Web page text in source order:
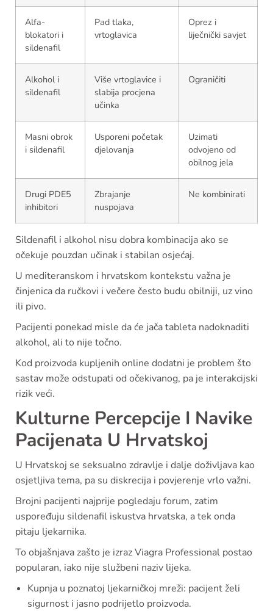
Alfa-
blokatori i
sildenafil
Pad tlaka,
vrtoglavica
Oprez i
liječnički savjet
Alkohol i
sildenafil
Više vrtoglavice i
slabija procjena
učinka
Ograničiti
Masni obrok
i sildenafil
Usporeni početak
djelovanja
Uzimati
odvojeno od
obilnog jela
Drugi PDE5
inhibitori
Zbrajanje
nuspojava
Ne kombinirati
Sildenafil i alkohol nisu dobra kombinacija ako se
očekuje pouzdan učinak i stabilan osjećaj.
U mediteranskom i hrvatskom kontekstu važna je
činjenica da ručkovi i večere često budu obilniji, uz vino
ili pivo.
Pacijenti ponekad misle da će jača tableta nadoknaditi
alkohol, ali to nije točno.
Kod proizvoda kupljenih online dodatni je problem što
sastav može odstupati od očekivanog, pa je interakcijski
rizik veći.
Kulturne Percepcije I Navike
Pacijenata U Hrvatskoj
U Hrvatskoj se seksualno zdravlje i dalje doživljava kao
osjetljiva tema, pa su diskrecija i povjerenje vrlo važni.
Brojni pacijenti najprije pogledaju forum, zatim
uspoređuju sildenafil iskustva hrvatska, a tek onda
pitaju ljekarnika.
To objašnjava zašto je izraz Viagra Professional postao
popularan, iako nije službeni naziv lijeka.
Kupnja u poznatoj ljekarničkoj mreži: pacijent želi
sigurnost i jasno podrijetlo proizvoda.